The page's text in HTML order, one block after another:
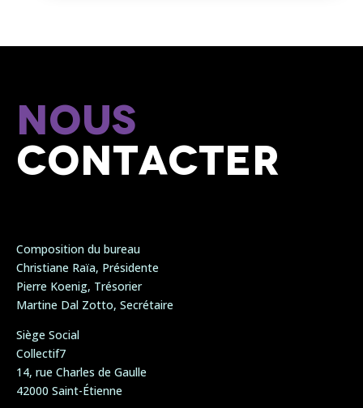
Nous
contacter
Composition du bureau
Christiane Raïa, Présidente
Pierre Koenig, Trésorier
Martine Dal Zotto, Secrétaire
Siège Social
Collectif7
14, rue Charles de Gaulle
42000 Saint-Étienne